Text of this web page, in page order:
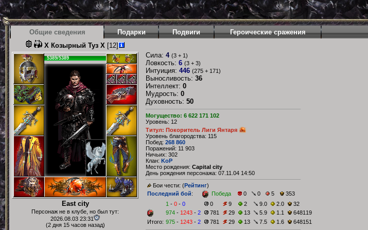
Общие сведения Подарки Подвиги
Героические сражения
Х Козырный Туз Х [12]
5389/5389
East city
Персонаж не в клубе, но был тут:
2026.08.03 23:31
(2 дня 15 часов назад)
Сила: 4 (3 + 1)
Ловкость: 6 (3 + 3)
Интуиция: 446 (275 + 171)
Выносливость: 36
Интеллект: 0
Мудрость: 0
Духовность: 50
Могущество: 6 622 171 102
Уровень: 12
Титул: Покоритель Лиги Янтаря
Уровень благородства: 115
Побед: 268 860
Поражений: 11 903
Ничьих: 302
Клан: KoP
Место рождения: Capital city
День рождения персонажа: 07.11.04 14:50
Бои чести: (Рейтинг)
Последний бой: Победа 0 0 5
353
1 - 0 - 0 0 9 2 9.0 2.0
32
974 - 1243 - 2 781 29 13 5.9 1.1
648119
Итого: 975 - 1243 - 2 781 29 13 7.5 1.6 648151